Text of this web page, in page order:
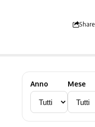
Share
Anno Mese